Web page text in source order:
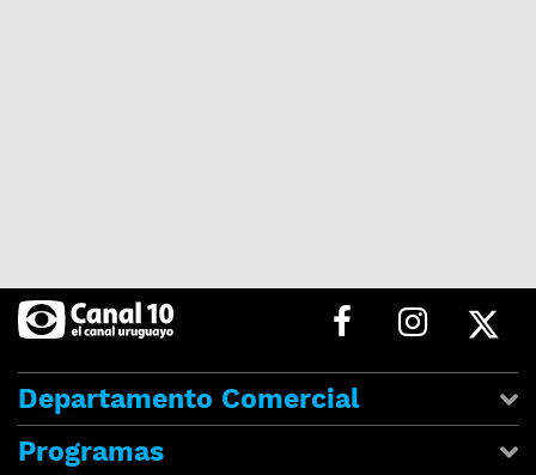
Departamento Comercial
Programas